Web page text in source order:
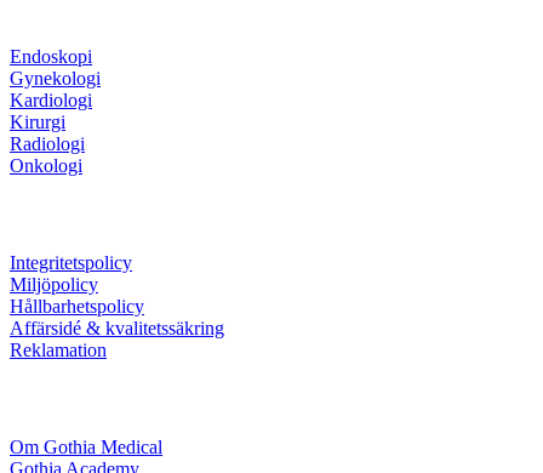
Endoskopi
Gynekologi
Kardiologi
Kirurgi
Radiologi
Onkologi
Integritetspolicy
Miljöpolicy
Hållbarhetspolicy
Affärsidé & kvalitetssäkring
Reklamation
Om Gothia Medical
Gothia Academy